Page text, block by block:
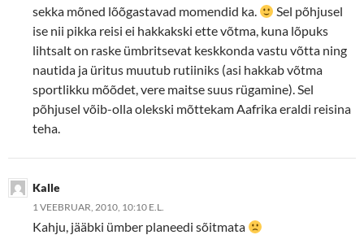
sekka mõned lõõgastavad momendid ka.
Sel põhjusel
ise nii pikka reisi ei hakkakski ette võtma, kuna lõpuks
lihtsalt on raske ümbritsevat keskkonda vastu võtta ning
nautida ja üritus muutub rutiiniks (asi hakkab võtma
sportlikku mõõdet, vere maitse suus rügamine). Sel
põhjusel võib-olla olekski mõttekam Aafrika eraldi reisina
teha.
Kalle
1 VEEBRUAR, 2010, 10:10 E.L.
Kahju, jääbki ümber planeedi sõitmata